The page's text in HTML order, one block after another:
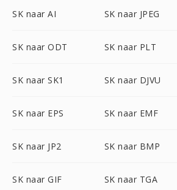
SK naar AI SK naar JPEG
SK naar ODT SK naar PLT
SK naar SK1 SK naar DJVU
SK naar EPS SK naar EMF
SK naar JP2 SK naar BMP
SK naar GIF SK naar TGA